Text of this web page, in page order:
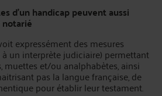
d’un handicap peuvent aussi
expressément des mesures
un interprète judiciaire) permettant
muettes et/ou analphabètes, ainsi
pas la langue française, de
pour établir leur testament.